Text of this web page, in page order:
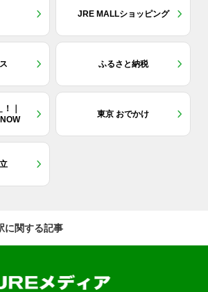
JRE MALLショッピング
ふるさと納税
｜
東京 おでかけ
に関する記事